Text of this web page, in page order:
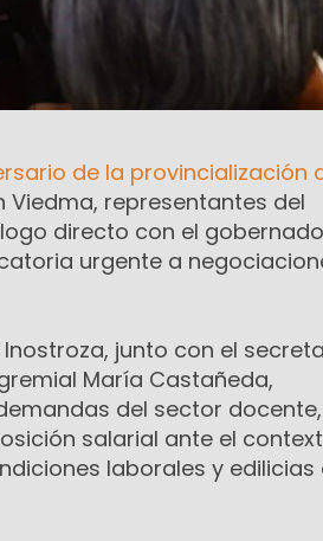
de la provincialización
Viedma, representantes del
directo con el
urgente a
junto con el
María Castañeda,
del sector docente,
salarial ante el
laborales y edilicias